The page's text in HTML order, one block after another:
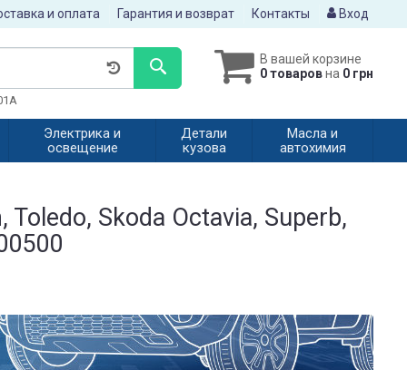
и оплата Гарантия и возврат Контакты Вход
В вашей корзине
0 товаровна 0 грн
Электрика и
освещение
Детали
кузова
Масла и
автохимия
Skoda Octavia, Superb,